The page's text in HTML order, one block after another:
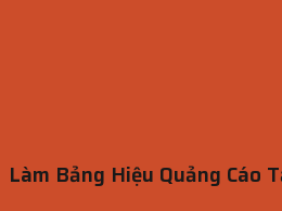
Làm Bảng Hiệu Quảng Cáo